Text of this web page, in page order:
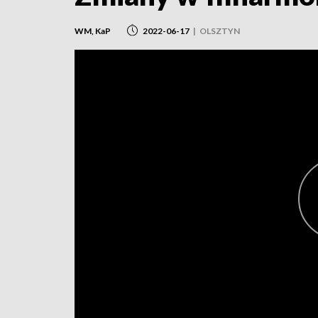
WM, KaP 2022-06-17 | OLSZTYN